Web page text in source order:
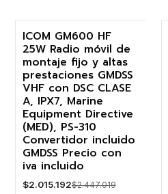
-18%
ICOM GM600 HF
25W Radio móvil de
montaje fijo y altas
prestaciones GMDSS
VHF con DSC CLASE
A, IPX7, Marine
Equipment Directive
(MED), PS-310
Convertidor incluido
GMDSS Precio con
iva incluido
$2.015.192$2.447.019